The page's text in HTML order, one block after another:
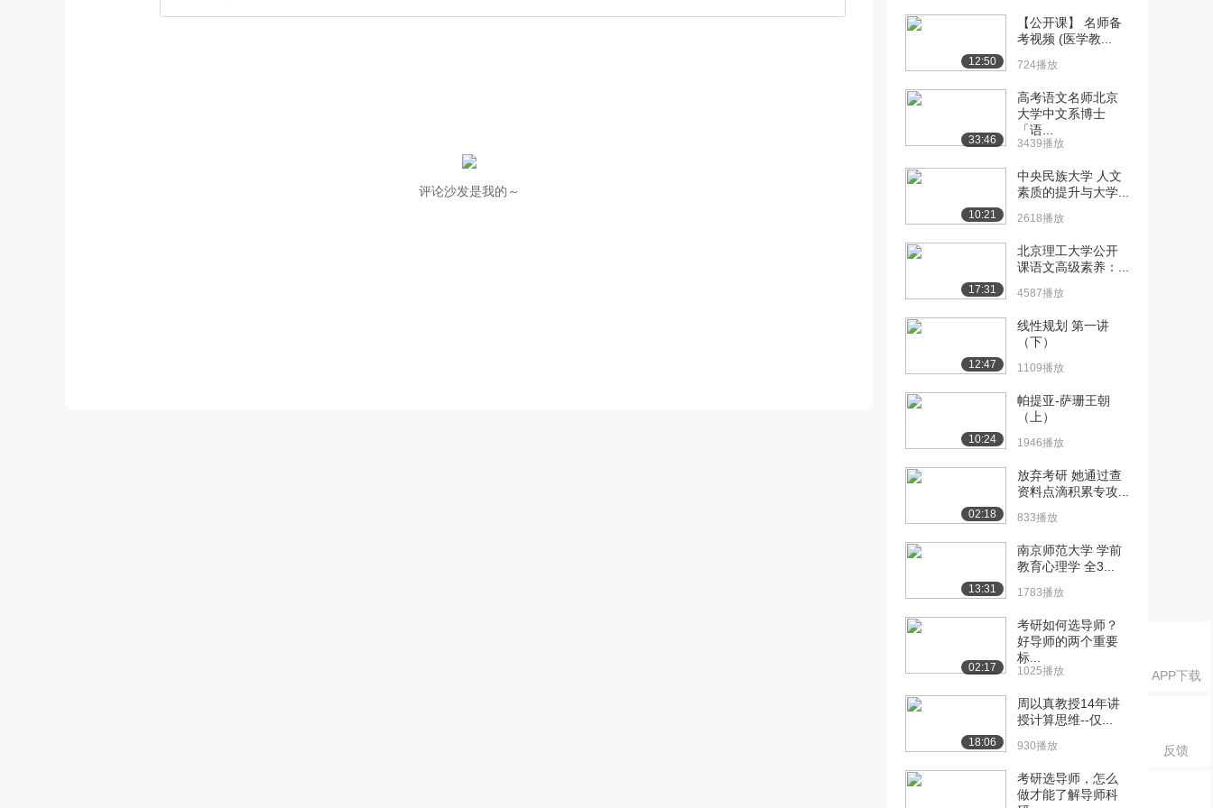
APP下载
反馈
评论沙发是我的～
1481播放
[12] 3-1 承保风险的一般特
征
1246播放
[13] 3-2 短期保险合约建模
1221播放
[14] 3-3 聚合风险模型
11:49
[15] 3-3 聚合风险模型
11:54
[16] 【名师课堂】《风险
04:10
[17] 4-1 比例和超额赔款再
08:32
[18] 4-1 比例和超额赔款再
保险的总索...
08:33
[19] 4-2 个体风险模型
1079播放
[20] 4-3 参数可变性不确定
1087播放
[21] 4-3 参数可变性不确定
593播放
[22] 5-1 Copula的概念和
性质（...
1577播放
12:50
【公开课】 名师备
考视频 (医学教...
724播放
33:46
高考语文名师北京
大学中文系博士
「语...
3439播放
10:21
中央民族大学 人文
素质的提升与大学...
2618播放
17:31
北京理工大学公开
课语文高级素养：...
4587播放
12:47
线性规划 第一讲
（下）
1109播放
10:24
帕提亚-萨珊王朝
（上）
1946播放
02:18
放弃考研 她通过查
资料点滴积累专攻...
833播放
13:31
南京师范大学 学前
教育心理学 全3...
1783播放
02:17
考研如何选导师？
好导师的两个重要
标...
1025播放
18:06
周以真教授14年讲
授计算思维--仅...
930播放
考研选导师，怎么
做才能了解导师科